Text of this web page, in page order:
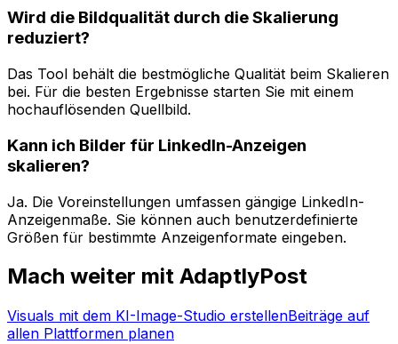
Wird die Bildqualität durch die Skalierung
reduziert?
Das Tool behält die bestmögliche Qualität beim Skalieren
bei. Für die besten Ergebnisse starten Sie mit einem
hochauflösenden Quellbild.
Kann ich Bilder für LinkedIn-Anzeigen
skalieren?
Ja. Die Voreinstellungen umfassen gängige LinkedIn-
Anzeigenmaße. Sie können auch benutzerdefinierte
Größen für bestimmte Anzeigenformate eingeben.
Mach weiter mit AdaptlyPost
Visuals mit dem KI-Image-Studio erstellenBeiträge auf
allen Plattformen planen